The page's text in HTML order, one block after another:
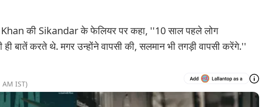
की Sikandar के फेलियर पर कहा, ''10 साल पहले लोग
बातें करते थे. मगर उन्होंने वापसी की, सलमान भी तगड़ी वापसी करेंगे.''
AM IST)